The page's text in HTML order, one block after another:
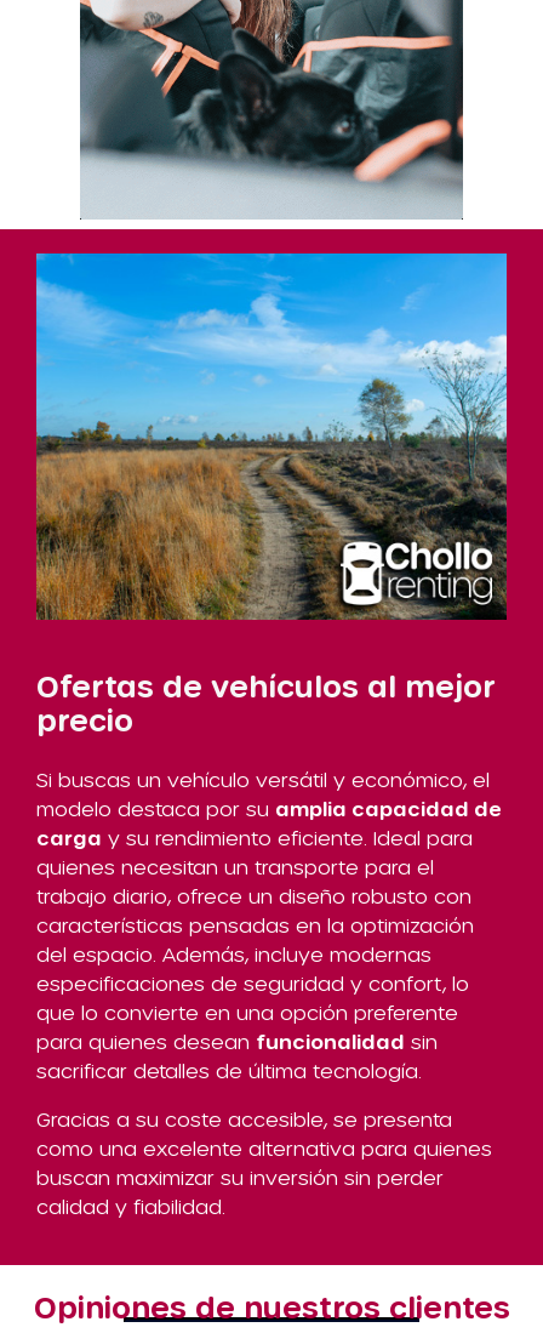
Ofertas de vehículos al mejor
precio
Si buscas un vehículo versátil y económico, el
modelo destaca por su amplia capacidad de
carga y su rendimiento eficiente. Ideal para
quienes necesitan un transporte para el
trabajo diario, ofrece un diseño robusto con
características pensadas en la optimización
del espacio. Además, incluye modernas
especificaciones de seguridad y confort, lo
que lo convierte en una opción preferente
para quienes desean funcionalidad sin
sacrificar detalles de última tecnología.
Gracias a su coste accesible, se presenta
como una excelente alternativa para quienes
buscan maximizar su inversión sin perder
calidad y fiabilidad.
Opiniones de nuestros clientes